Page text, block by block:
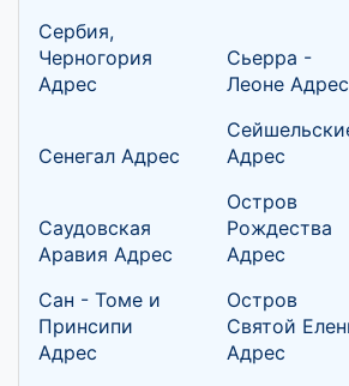
Сербия,
Черногория
Адрес
Сьерра -
Леоне Адрес
Сенегал Адрес
Адрес
Саудовская
Аравия Адрес
Остров
Рождества
Адрес
Сан - Томе и
Принсипи
Адрес
Остров
Святой
Адрес